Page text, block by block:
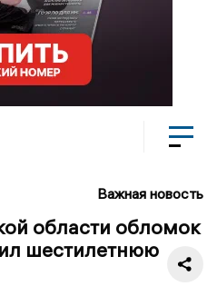
Важная новость
области обломок
шестилетнюю